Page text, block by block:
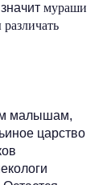
мураши
малышам,
царство